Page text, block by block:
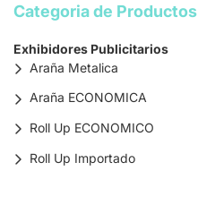
Categoria de Productos
Exhibidores Publicitarios
Araña Metalica
Araña ECONOMICA
Roll Up ECONOMICO
Roll Up Importado